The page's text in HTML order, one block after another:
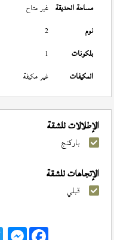
مساحة الحديقة غير متاح
نوم
2
بلكونات
1
المكيفات
غير مكيفة
الإطلالات للشقة
باركنج
الإتجاهات للشقة
قبلي